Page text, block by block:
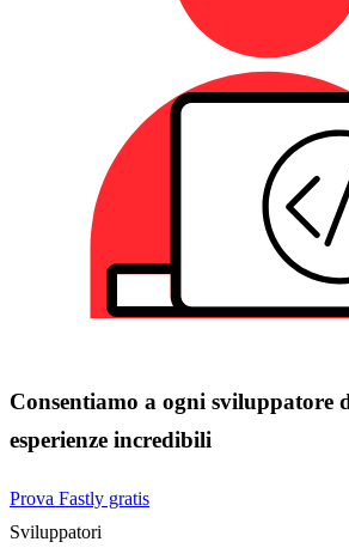
Consentiamo a ogni sviluppatore
esperienze incredibili
Prova Fastly gratis
Sviluppatori